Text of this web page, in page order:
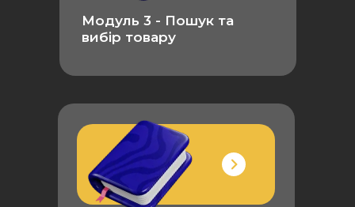
Модуль 3 - Пошук та
вибір товару